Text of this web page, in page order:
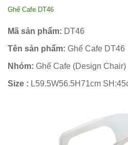
Bàn ghế gỗ
cho quán
cafe, nhà
hàng
vintage tại
Ghế Cafe DT46
Mã sản phẩm: DT46
Tên sản phẩm: Ghế Cafe DT46
Nhóm: Ghế Cafe (Design Chair)
Size : L59.5W56.5H71cm